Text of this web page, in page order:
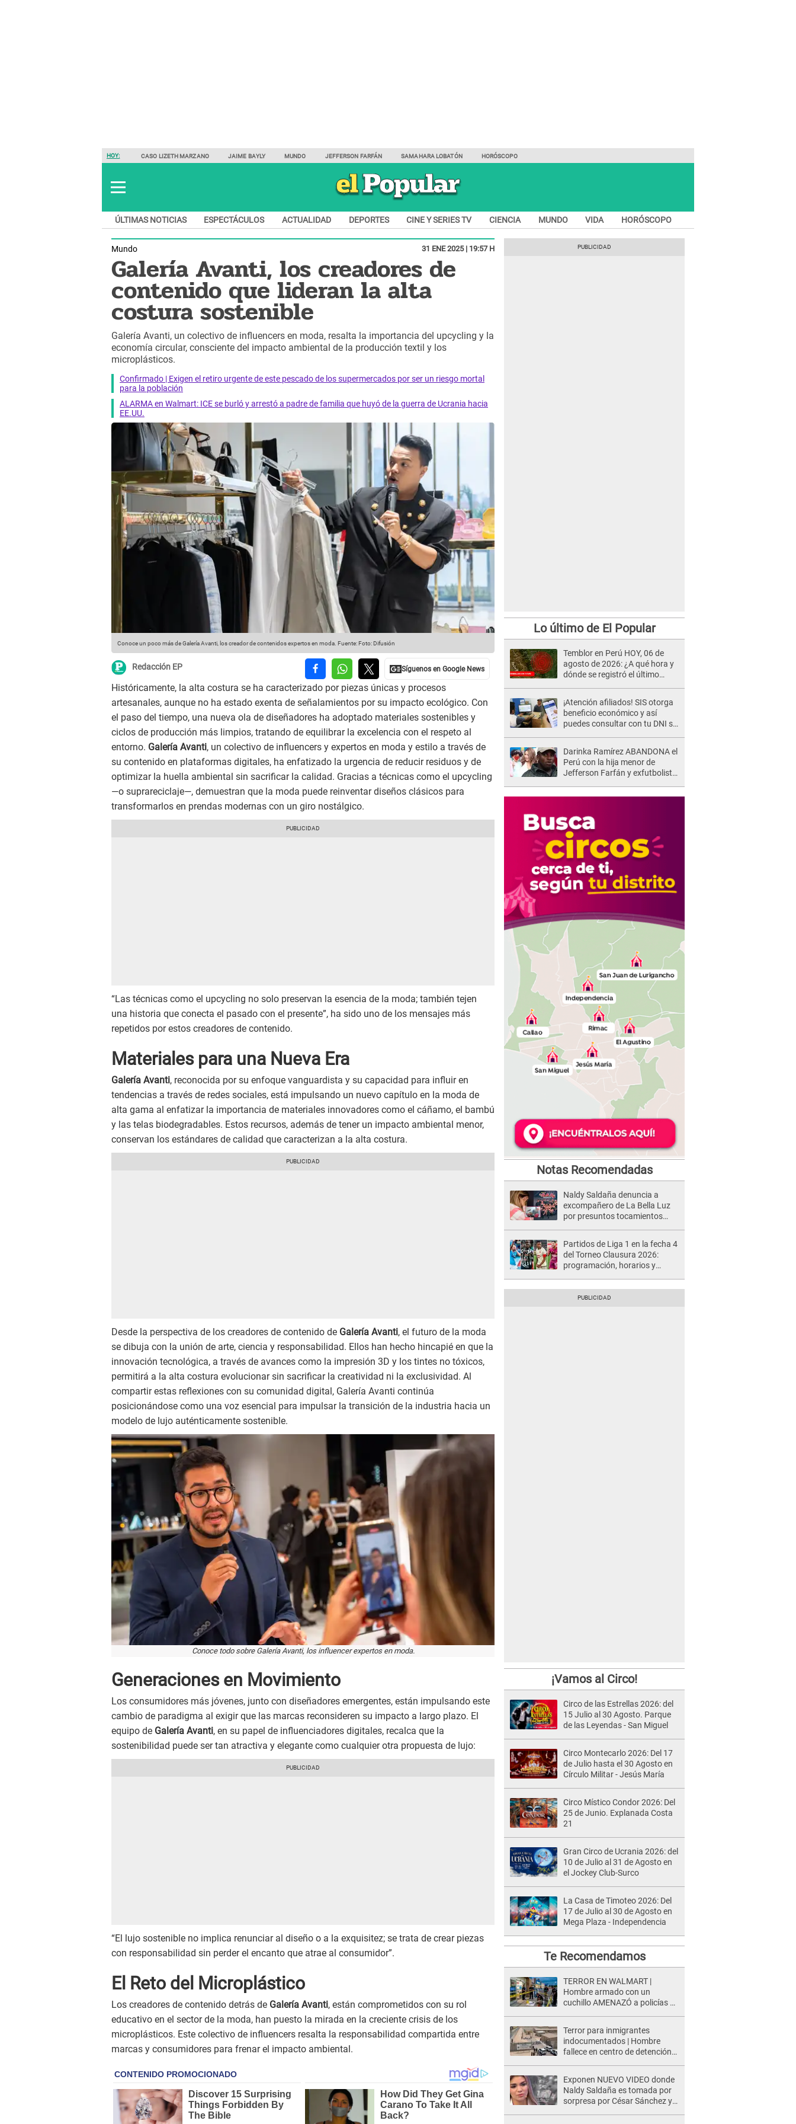
HOY: CASO LIZETH MARZANO JAIME BAYLY MUNDO JEFFERSON FARFÁN SAMAHARA LOBATÓN HORÓSCOPO
ÚLTIMAS NOTICIAS ESPECTÁCULOS ACTUALIDAD DEPORTES CINE Y SERIES TV CIENCIA MUNDO VIDA HORÓSCOPO
Mundo 31 ENE 2025 | 19:57 H
Galería Avanti, los creadores de
contenido que lideran la alta
costura sostenible
Galería Avanti, un colectivo de influencers en moda, resalta la importancia del upcycling y la
economía circular, consciente del impacto ambiental de la producción textil y los
microplásticos.
Confirmado | Exigen el retiro urgente de este pescado de los supermercados por ser un riesgo mortal
para la población
ALARMA en Walmart: ICE se burló y arrestó a padre de familia que huyó de la guerra de Ucrania hacia
EE.UU.
Conoce un poco más de Galería Avanti, los creador de contenidos expertos en moda. Fuente: Foto: Difusión
Redacción EP
Históricamente, la alta costura se ha caracterizado por piezas únicas y procesos
artesanales, aunque no ha estado exenta de señalamientos por su impacto ecológico. Con
el paso del tiempo, una nueva ola de diseñadores ha adoptado materiales sostenibles y
ciclos de producción más limpios, tratando de equilibrar la excelencia con el respeto al
entorno. Galería Avanti, un colectivo de influencers y expertos en moda y estilo a través de
su contenido en plataformas digitales, ha enfatizado la urgencia de reducir residuos y de
optimizar la huella ambiental sin sacrificar la calidad. Gracias a técnicas como el upcycling
—o suprareciclaje—, demuestran que la moda puede reinventar diseños clásicos para
transformarlos en prendas modernas con un giro nostálgico.
“Las técnicas como el upcycling no solo preservan la esencia de la moda; también tejen
una historia que conecta el pasado con el presente”, ha sido uno de los mensajes más
repetidos por estos creadores de contenido.
Materiales para una Nueva Era
Galería Avanti, reconocida por su enfoque vanguardista y su capacidad para influir en
tendencias a través de redes sociales, está impulsando un nuevo capítulo en la moda de
alta gama al enfatizar la importancia de materiales innovadores como el cáñamo, el bambú
y las telas biodegradables. Estos recursos, además de tener un impacto ambiental menor,
conservan los estándares de calidad que caracterizan a la alta costura.
Desde la perspectiva de los creadores de contenido de Galería Avanti, el futuro de la moda
se dibuja con la unión de arte, ciencia y responsabilidad. Ellos han hecho hincapié en que la
innovación tecnológica, a través de avances como la impresión 3D y los tintes no tóxicos,
permitirá a la alta costura evolucionar sin sacrificar la creatividad ni la exclusividad. Al
compartir estas reflexiones con su comunidad digital, Galería Avanti continúa
posicionándose como una voz esencial para impulsar la transición de la industria hacia un
modelo de lujo auténticamente sostenible.
Conoce todo sobre Galería Avanti, los influencer expertos en moda.
Generaciones en Movimiento
Los consumidores más jóvenes, junto con diseñadores emergentes, están impulsando este
cambio de paradigma al exigir que las marcas reconsideren su impacto a largo plazo. El
equipo de Galería Avanti, en su papel de influenciadores digitales, recalca que la
sostenibilidad puede ser tan atractiva y elegante como cualquier otra propuesta de lujo:
“El lujo sostenible no implica renunciar al diseño o a la exquisitez; se trata de crear piezas
con responsabilidad sin perder el encanto que atrae al consumidor”.
El Reto del Microplástico
Los creadores de contenido detrás de Galería Avanti, están comprometidos con su rol
educativo en el sector de la moda, han puesto la mirada en la creciente crisis de los
microplásticos. Este colectivo de influencers resalta la responsabilidad compartida entre
marcas y consumidores para frenar el impacto ambiental.
Lo último de El Popular
Temblor en Perú HOY, 06 de
agosto de 2026: ¿A qué hora y
dónde se registró el último
¡Atención afiliados! SIS otorga
beneficio económico y así
puedes consultar con tu DNI si
Darinka Ramírez ABANDONA el
Perú con la hija menor de
Jefferson Farfán y exfutbolista
Notas Recomendadas
Naldy Saldaña denuncia a
excompañero de La Bella Luz
por presuntos tocamientos
Partidos de Liga 1 en la fecha 4
del Torneo Clausura 2026:
programación, horarios y
¡Vamos al Circo!
Circo de las Estrellas 2026: del
15 Julio al 30 Agosto. Parque
de las Leyendas - San Miguel
Circo Montecarlo 2026: Del 17
de Julio hasta el 30 Agosto en
Círculo Militar - Jesús María
Circo Místico Condor 2026: Del
25 de Junio. Explanada Costa
21
Gran Circo de Ucrania 2026: del
10 de Julio al 31 de Agosto en
el Jockey Club-Surco
La Casa de Timoteo 2026: Del
17 de Julio al 30 de Agosto en
Mega Plaza - Independencia
Te Recomendamos
TERROR EN WALMART |
Hombre armado con un
cuchillo AMENAZÓ a policías y
Terror para inmigrantes
indocumentados | Hombre
fallece en centro de detención
Exponen NUEVO VIDEO donde
Naldy Saldaña es tomada por
sorpresa por César Sánchez y